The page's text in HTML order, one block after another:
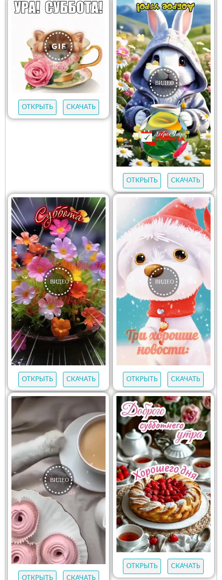
ОТКРЫТЬ СКАЧАТЬ
ОТКРЫТЬ СКАЧАТЬ
ОТКРЫТЬ СКАЧАТЬ ОТКРЫТЬ СКАЧАТЬ
ОТКРЫТЬ СКАЧАТЬ
ОТКРЫТЬ СКАЧАТЬ